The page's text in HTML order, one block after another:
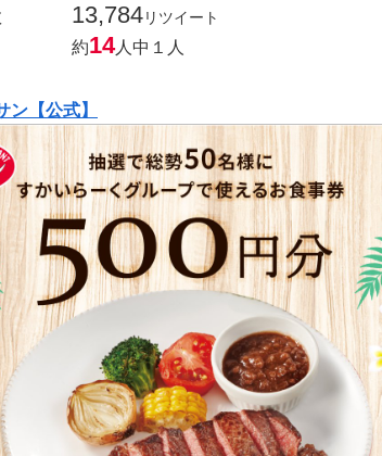
13,784リツイート
約14人中１人
ン【公式】